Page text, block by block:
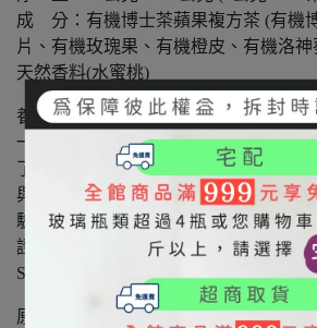
成 分：有機博士茶蘋果複方茶 (有機
片、有機玫瑰果、有機橙皮、有機洛神
天然香料(水蜜桃)
養生聞名的南非國寶茶，搭配上清甜
一點天然植物代糖-甜菊葉，成就微甜
了養生更要好喝，為每日健康打好基礎
與德國供應商合作開發，嚴選有機花
驗證（股）公司之有機驗證。
證書字號1-009-210036
SGS檢驗合格
原產地：德國